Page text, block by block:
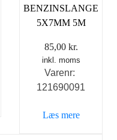
BENZINSLANGE
5X7MM 5M
85,00 kr.
inkl. moms
Varenr:
121690091
Læs mere